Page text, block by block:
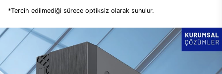
*Tercih edilmediği sürece optiksiz olarak sunulur.